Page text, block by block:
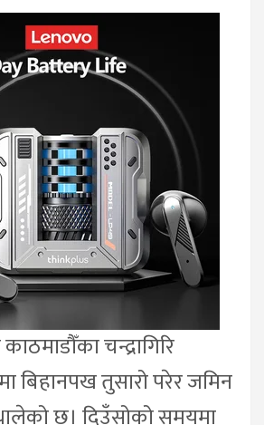
चन्द्रागिरि
बिहानपख तुसारो परेर जमिन
छ। दिउँसोको समयमा